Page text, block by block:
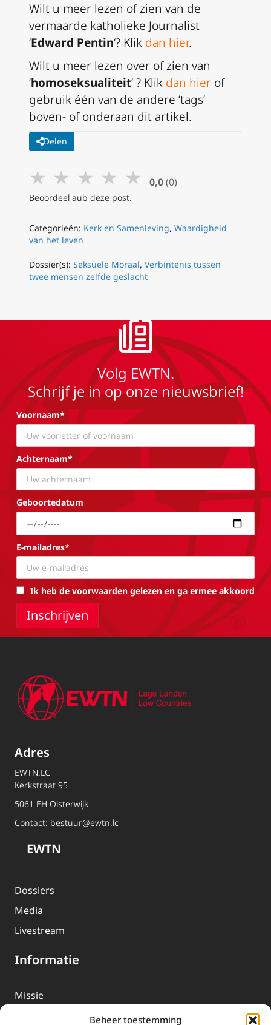
Beheer toestemming
Wilt u meer lezen of zien van de
vermaarde katholieke Journalist
‘Edward Pentin‘? Klik dan hier.
Wilt u meer lezen over of zien van
‘homoseksualiteit‘ ? Klik dan hier of
gebruik één van de andere ’tags’
boven- of onderaan dit artikel.
Delen
★ ★ ★ ★ ★ 0,0 (0)
Beoordeel aub deze post.
Categorieën: Kerk en Samenleving, Waardigheid
van het leven
Dossier(s): Seksuele Moraal, Verbintenis tussen
twee mensen zelfde geslacht
Volg EWTN.
Schrijf je in op onze nieuwsbrief!
Voornaam*
Achternaam*
Geboortedatum
E-mailadres*
Ik heb de voorwaarden gelezen en ga ermee akkoord
Adres
EWTN.LC
Kerkstraat 95
5061 EH Oisterwijk
Contact: bestuur@ewtn.lc
EWTN
Dossiers
Media
Livestream
Informatie
Missie